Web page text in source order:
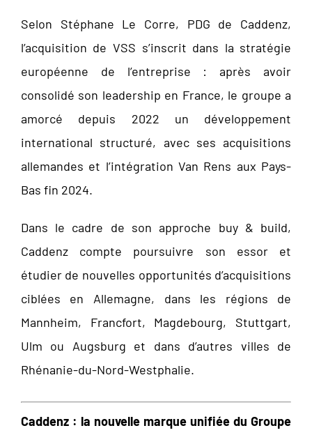
Selon Stéphane Le Corre, PDG de Caddenz,
l’acquisition de VSS s’inscrit dans la stratégie
européenne de l’entreprise : après avoir
consolidé son leadership en France, le groupe a
amorcé depuis 2022 un développement
international structuré, avec ses acquisitions
allemandes et l’intégration Van Rens aux Pays-
Bas fin 2024.
Dans le cadre de son approche buy & build,
Caddenz compte poursuivre son essor et
étudier de nouvelles opportunités d’acquisitions
ciblées en Allemagne, dans les régions de
Mannheim, Francfort, Magdebourg, Stuttgart,
Ulm ou Augsburg et dans d’autres villes de
Rhénanie-du-Nord-Westphalie.
Caddenz : la nouvelle marque unifiée du Groupe